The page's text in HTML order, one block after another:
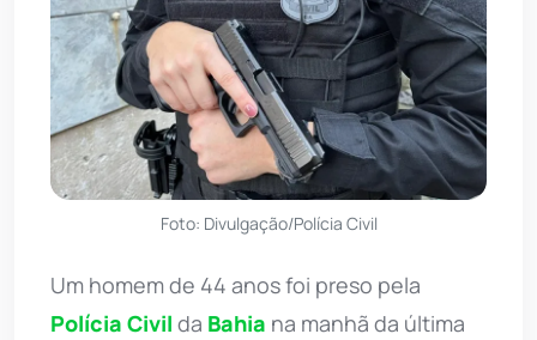
Foto: Divulgação/Polícia Civil
Um homem de 44 anos foi preso pela
Polícia Civil da Bahia na manhã da última